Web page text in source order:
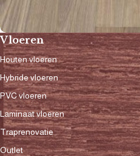
Vloeren
Zoetermeer
Vloeren
Houten vloeren
Hybride vloeren
PVC vloeren
Laminaat vloeren
Traprenovatie
Outlet